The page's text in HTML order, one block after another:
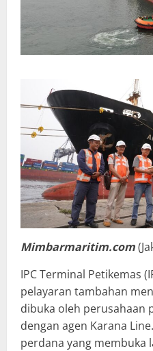
Mimbarmaritim.com
IPC Terminal Petikemas
pelayaran tambahan
dibuka oleh perusahaan
dengan agen Karana
perdana yang membuka